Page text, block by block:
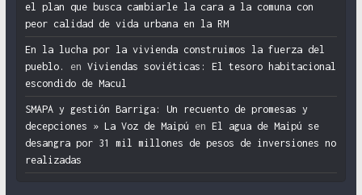
el plan que busca cambiarle la cara a la comuna con
peor calidad de vida urbana en la RM
En la lucha por la vivienda construimos la fuerza del
pueblo.
en Viviendas soviéticas: El tesoro habitacional
escondido de Macul
SMAPA y gestión Barriga: Un recuento de promesas y
decepciones » La Voz de Maipú en El agua de Maipú se
desangra por 31 mil millones de pesos de inversiones no
realizadas